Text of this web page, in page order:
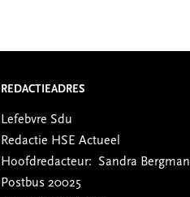
REDACTIEADRES
Lefebvre Sdu
Redactie HSE Actueel
Hoofdredacteur: Sandra Bergman
Postbus 20025